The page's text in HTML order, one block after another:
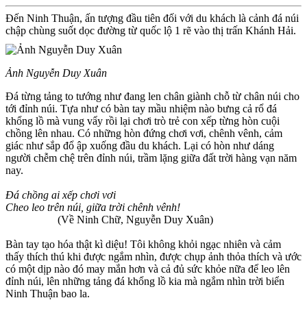
Đến Ninh Thuận, ấn tượng đầu tiên đối với du khách là cảnh đá núi
chập chùng suốt dọc đường từ quốc lộ 1 rẽ vào thị trấn Khánh Hải.
Ảnh Nguyễn Duy Xuân
Đá từng tảng to tướng như đang len chân giành chỗ từ chân núi cho
tới đỉnh núi. Tựa như có bàn tay mầu nhiệm nào bưng cả rổ đá
khổng lồ mà vung vẩy rồi lại chơi trò trẻ con xếp từng hòn cuội
chồng lên nhau. Có những hòn đứng chơi vơi, chênh vênh, cảm
giác như sắp đổ ập xuống đầu du khách. Lại có hòn như dáng
người chễm chệ trên đỉnh núi, trầm lặng giữa đất trời hàng vạn năm
nay.
Đá chồng ai xếp chơi vơi
Cheo leo trên núi, giữa trời chênh vênh!
(Về Ninh Chữ, Nguyễn Duy Xuân)
Bàn tay tạo hóa thật kì diệu! Tôi không khỏi ngạc nhiên và cảm
thấy thích thú khi được ngắm nhìn, được chụp ảnh thỏa thích và ước
có một dịp nào đó may mắn hơn và cả đủ sức khỏe nữa để leo lên
đỉnh núi, lên những tảng đá khổng lồ kia mà ngắm nhìn trời biển
Ninh Thuận bao la.